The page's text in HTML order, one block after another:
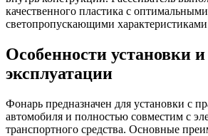
качественного пластика с оптимальными
светопропускающими
Особенности установки и
эксплуатации
Фонарь предназначен для установки с
автомобиля и полностью совместим с
транспортного средства. Основные